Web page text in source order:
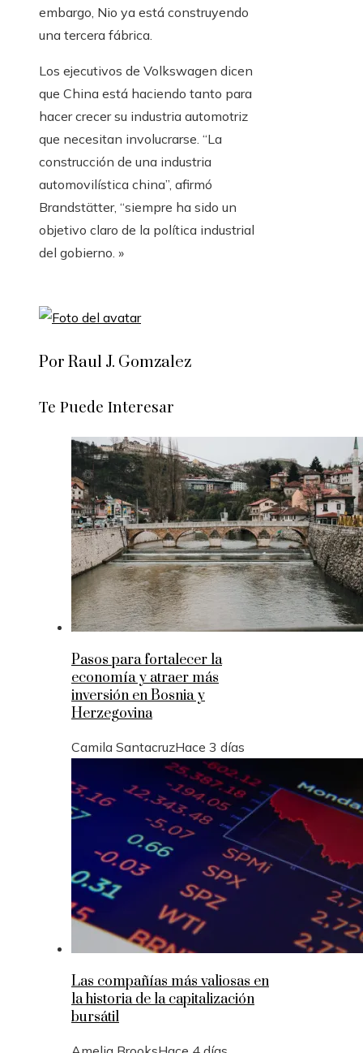
embargo, Nio ya está construyendo
una tercera fábrica.
Los ejecutivos de Volkswagen dicen
que China está haciendo tanto para
hacer crecer su industria automotriz
que necesitan involucrarse. “La
construcción de una industria
automovilística china”, afirmó
Brandstätter, “siempre ha sido un
objetivo claro de la política industrial
del gobierno. »
Por Raul J. Gomzalez
Te Puede Interesar
Pasos para fortalecer la
economía y atraer más
inversión en Bosnia y
Herzegovina
Camila SantacruzHace 3 días
Las compañías más valiosas en
la historia de la capitalización
bursátil